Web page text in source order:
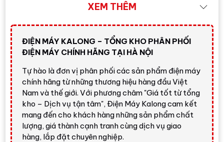
nhiệt phù hợp, từ đó hỗ trợ tiết kiệm điện và chăm sóc
Model này có kích thước 600 x 850 x 690 mm, trọng
lượng57 kg, màu trắng dễ phối với không gian giặt sấy
hiện đại. Máy có kết nối
từ xa, theo dõi chu trình và ghép nối thông minh với máy
giặt LG tương thích.
Đánh giá nhanh từ Điện Máy
Kalong
XEM THÊM
ĐIỆN MÁY KALONG – TỔNG KHO PHÂN PHỐI
ĐIỆN MÁY CHÍNH HÃNG TẠI HÀ NỘI
Tự hào là đơn vị phân phối các sản phẩm điện máy
chính hãng từ những thương hiệu hàng đầu Việt
Nam và thế giới. Với phương châm "Giá tốt từ tổng
kho – Dịch vụ tận tâm", Điện Máy Kalong cam kết
mang đến cho khách hàng những sản phẩm chất
lượng, giá thành cạnh tranh cùng dịch vụ giao
hàng, lắp đặt chuyên nghiệp.